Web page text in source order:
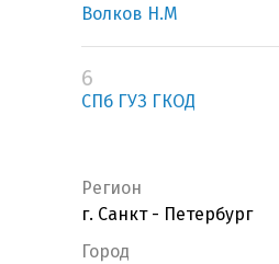
Волков Н.М
6
СПб ГУЗ ГКОД
Регион
г. Санкт - Петербург
Город